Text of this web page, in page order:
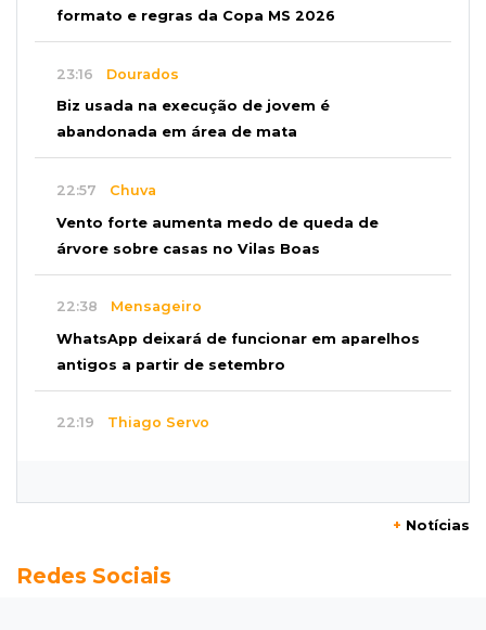
formato e regras da Copa MS 2026
23:16 Dourados
Biz usada na execução de jovem é
abandonada em área de mata
22:57 Chuva
Vento forte aumenta medo de queda de
árvore sobre casas no Vilas Boas
22:38 Mensageiro
WhatsApp deixará de funcionar em aparelhos
antigos a partir de setembro
22:19 Thiago Servo
Semana vai começar com 909 novas
+ Notícias
Redes Sociais